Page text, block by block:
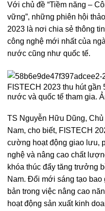
Với chủ đề “Tiềm năng –
vững”, những phiên hội
2023 là nơi chia sẻ thông
công nghệ mới nhất của
nước cũng như quốc tế.
FISTECH 2023 thu hút gần
nước và quốc tế tham gia.
TS Nguyễn Hữu Dũng,
Nam, cho biết, FISTECH
cường hoạt động giao lưu,
nghệ và nâng cao chất
khóa thúc đẩy tăng trưởng
Nam. Đổi mới sáng tạo
bản trong việc nâng cao
hoạt động sản xuất kinh